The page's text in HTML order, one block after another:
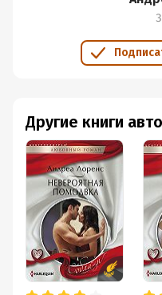
Другие книги